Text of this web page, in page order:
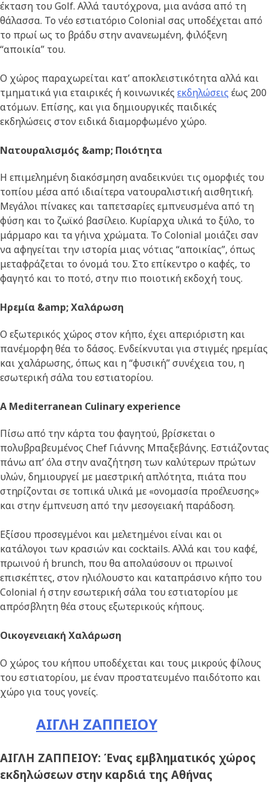
έκταση του Golf. Αλλά ταυτόχρονα, μια ανάσα από τη
θάλασσα. Το νέο εστιατόριο Colonial σας υποδέχεται από
το πρωί ως το βράδυ στην ανανεωμένη, φιλόξενη
“αποικία” του.
O χώρος παραχωρείται κατ’ αποκλειστικότητα αλλά και
τμηματικά για εταιρικές ή κοινωνικές εκδηλώσεις έως 200
ατόμων. Επίσης, και για δημιουργικές παιδικές
εκδηλώσεις στον ειδικά διαμορφωμένο χώρο.
Νατουραλισμός &amp; Ποιότητα
Η επιμελημένη διακόσμηση αναδεικνύει τις ομορφιές του
τοπίου μέσα από ιδιαίτερα νατουραλιστική αισθητική.
Μεγάλοι πίνακες και ταπετσαρίες εμπνευσμένα από τη
φύση και το ζωϊκό βασίλειο. Κυρίαρχα υλικά το ξύλο, το
μάρμαρο και τα γήινα χρώματα. Το Colonial μοιάζει σαν
να αφηγείται την ιστορία μιας νότιας “αποικίας”, όπως
μεταφράζεται το όνομά του. Στο επίκεντρο ο καφές, το
φαγητό και το ποτό, στην πιο ποιοτική εκδοχή τους.
Ηρεμία &amp; Χαλάρωση
Ο εξωτερικός χώρος στον κήπο, έχει απεριόριστη και
πανέμορφη θέα το δάσος. Ενδείκνυται για στιγμές ηρεμίας
και χαλάρωσης, όπως και η “φυσική” συνέχεια του, η
εσωτερική σάλα του εστιατορίου.
Α Mediterranean Culinary experience
Πίσω από την κάρτα του φαγητού, βρίσκεται ο
πολυβραβευμένος Chef Γιάννης Μπαξεβάνης. Εστιάζοντας
πάνω απ’ όλα στην αναζήτηση των καλύτερων πρώτων
υλών, δημιουργεί με μαεστρική απλότητα, πιάτα που
στηρίζονται σε τοπικά υλικά με «ονομασία προέλευσης»
και στην έμπνευση από την μεσογειακή παράδοση.
Εξίσου προσεγμένοι και μελετημένοι είναι και οι
κατάλογοι των κρασιών και cocktails. Αλλά και του καφέ,
πρωινού ή brunch, που θα απολαύσουν οι πρωινοί
επισκέπτες, στον ηλιόλουστο και καταπράσινο κήπο του
Colonial ή στην εσωτερική σάλα του εστιατορίου με
απρόσβλητη θέα στους εξωτερικούς κήπους.
Οικογενειακή Χαλάρωση
Ο χώρος του κήπου υποδέχεται και τους μικρούς φίλους
του εστιατορίου, με έναν προστατευμένο παιδότοπο και
χώρο για τους γονείς.
ΑΙΓΛΗ ΖΑΠΠΕΙΟΥ
ΑΙΓΛΗ ΖΑΠΠΕΙΟΥ: Ένας εμβληματικός χώρος
εκδηλώσεων στην καρδιά της Αθήνας